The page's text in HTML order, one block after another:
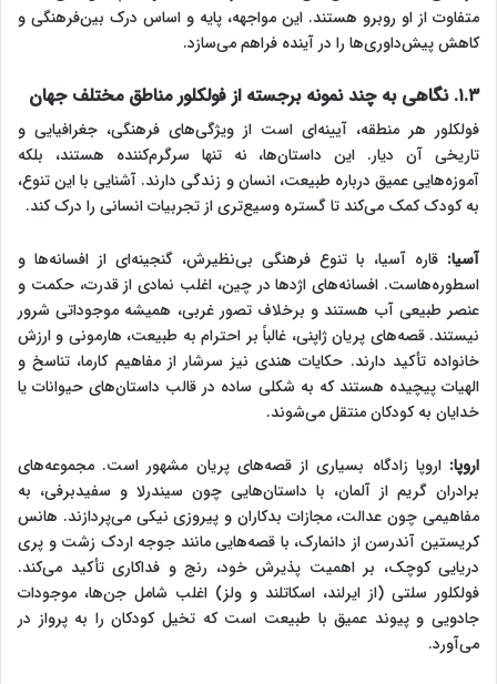
متفاوت از او روبرو هستند. این مواجهه، پایه و اساس درک بین‌فرهنگی و
کاهش پیش‌داوری‌ها را در آینده فراهم می‌سازد.
۱.۳. نگاهی به چند نمونه برجسته از فولکلور مناطق مختلف جهان
فولکلور هر منطقه، آیینه‌ای است از ویژگی‌های فرهنگی، جغرافیایی و
تاریخی آن دیار. این داستان‌ها، نه تنها سرگرم‌کننده هستند، بلکه
آموزه‌هایی عمیق درباره طبیعت، انسان و زندگی دارند. آشنایی با این تنوع،
به کودک کمک می‌کند تا گستره وسیع‌تری از تجربیات انسانی را درک کند.
آسیا: قاره آسیا، با تنوع فرهنگی بی‌نظیرش، گنجینه‌ای از افسانه‌ها و
اسطوره‌هاست. افسانه‌های اژدها در چین، اغلب نمادی از قدرت، حکمت و
عنصر طبیعی آب هستند و برخلاف تصور غربی، همیشه موجوداتی شرور
نیستند. قصه‌های پریان ژاپنی، غالباً بر احترام به طبیعت، هارمونی و ارزش
خانواده تأکید دارند. حکایات هندی نیز سرشار از مفاهیم کارما، تناسخ و
الهیات پیچیده هستند که به شکلی ساده در قالب داستان‌های حیوانات یا
خدایان به کودکان منتقل می‌شوند.
اروپا: اروپا زادگاه بسیاری از قصه‌های پریان مشهور است. مجموعه‌های
برادران گریم از آلمان، با داستان‌هایی چون سیندرلا و سفیدبرفی، به
مفاهیمی چون عدالت، مجازات بدکاران و پیروزی نیکی می‌پردازند. هانس
کریستین آندرسن از دانمارک، با قصه‌هایی مانند جوجه اردک زشت و پری
دریایی کوچک، بر اهمیت پذیرش خود، رنج و فداکاری تأکید می‌کند.
فولکلور سلتی (از ایرلند، اسکاتلند و ولز) اغلب شامل جن‌ها، موجودات
جادویی و پیوند عمیق با طبیعت است که تخیل کودکان را به پرواز در
می‌آورد.